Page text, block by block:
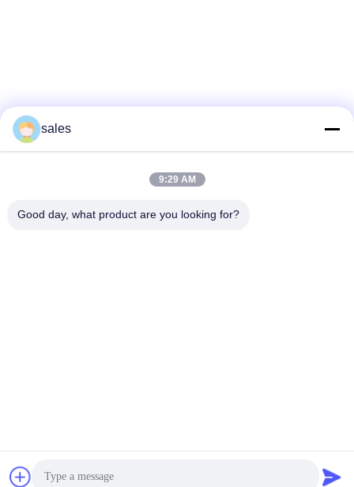
Доставщик. 2020-2026 Yixing Futao Metal Structural Unit Co. Ltd
Все. Все права защищены.
sales
9:29 AM
Good day, what product are you looking for?